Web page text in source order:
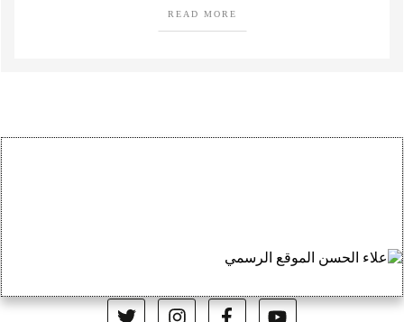
READ MORE